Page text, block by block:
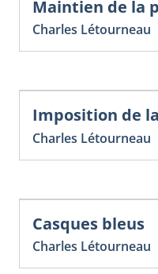
Maintien de la
Charles Létourneau
Imposition de
Charles Létourneau
Casques bleus
Charles Létourneau